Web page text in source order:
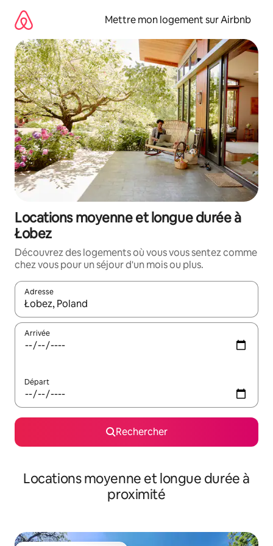
directement
contenu
Mettre mon logement sur Airbnb
Locations moyenne et longue durée à
Łobez
Découvrez des logements où vous vous sentez comme
chez vous pour un séjour d'un mois ou plus.
Adresse
Lorsque les résultats s'affichent, utilisez les flèches vers le
Arrivée
Départ
Rechercher
Locations moyenne et longue durée à
proximité